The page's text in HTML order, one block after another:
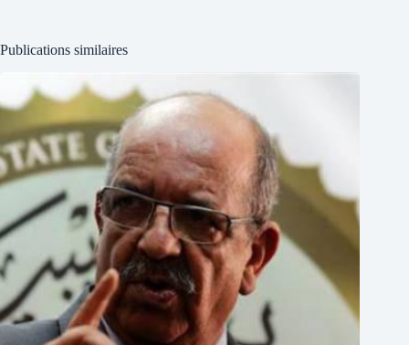
Publications similaires